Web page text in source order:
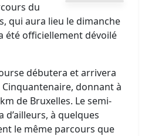
du
qui aura lieu le dimanche
été officiellement dévoilé
débutera et arrivera
donnant à
de Bruxelles. Le semi-
à quelques
le même parcours que